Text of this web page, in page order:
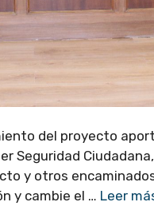
del proyecto
Seguridad
y otros
y cambie el … Leer